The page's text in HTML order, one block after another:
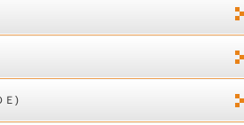
Ｅ)